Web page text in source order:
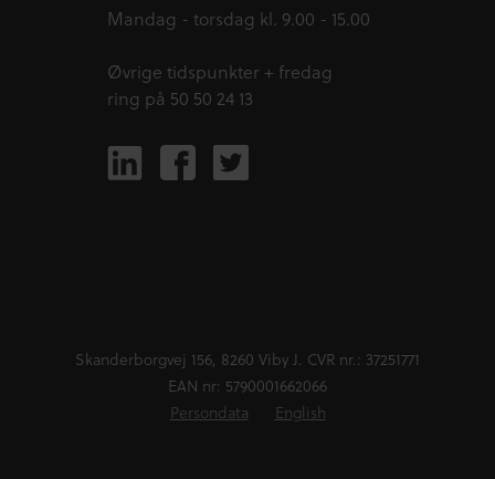
Mandag - torsdag kl. 9.00 - 15.00
Øvrige tidspunkter + fredag
ring på 50 50 24 13
Skanderborgvej 156, 8260 Viby J. CVR nr.: 37251771
EAN nr: 5790001662066
Persondata
English